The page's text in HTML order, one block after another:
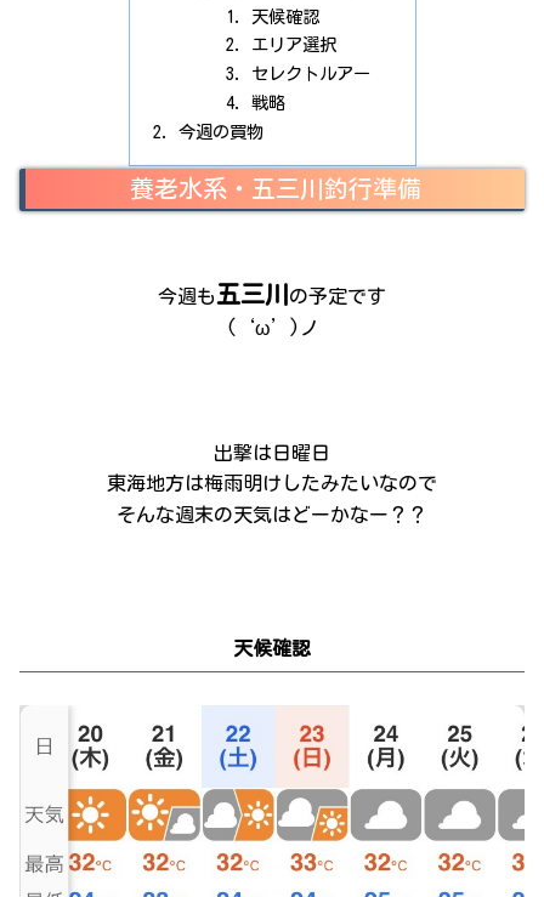
天候確認
エリア選択
セレクトルアー
戦略
今週の買物
養老水系・五三川釣行準備
今週も 五三川 の予定です
(‘ω’)ノ
出撃は日曜日
東海地方は梅雨明けしたみたいなので
そんな週末の天気はどーかなー？？
天候確認